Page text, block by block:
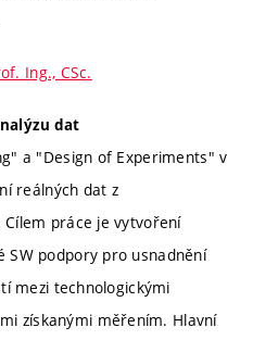
Ing., CSc.
dat
a "Design of Experiments" v
reálných dat z
práce je vytvoření
SW podpory pro usnadnění
mezi technologickými
získanými měřením. Hlavní